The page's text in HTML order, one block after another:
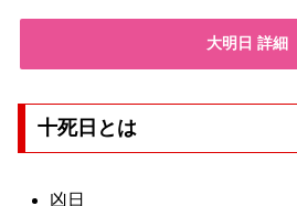
大明日 詳細
十死日とは
凶日